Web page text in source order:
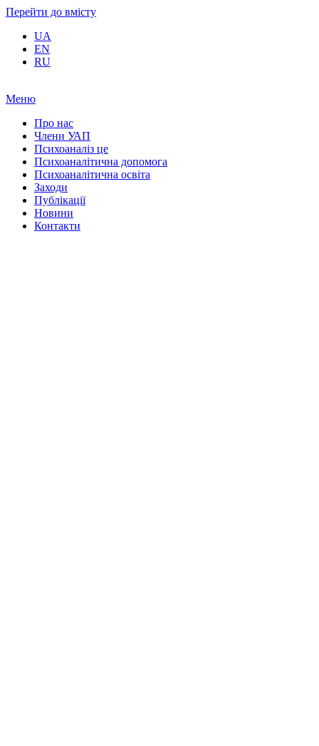
Перейти до вмісту
UA
EN
RU
Меню
Про нас
Члени УАП
Психоаналіз це
Психоаналітична допомога
Психоаналітична освіта
Заходи
Публікації
Новини
Контакти